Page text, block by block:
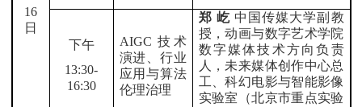
16
日
下午
13:30-
16:30
AIGC 技术
演进、行业
应用与算法
伦理治理
郑 屹 中国传媒大学副教
授，动画与数字艺术学院
数字媒体技术方向负责
人，未来媒体创作中心总
工、科幻电影与智能影像
实验室（北京市重点实验